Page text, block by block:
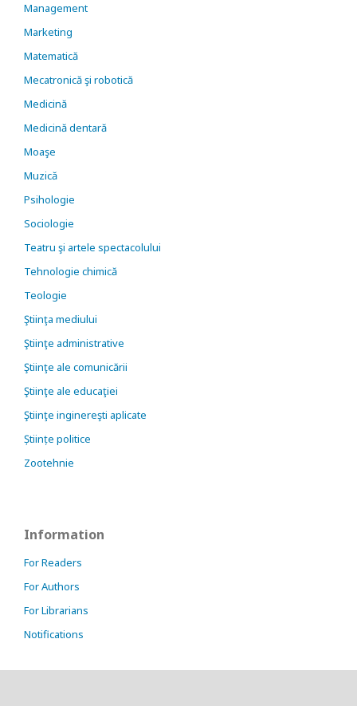
Management
Marketing
Matematică
Mecatronică şi robotică
Medicină
Medicină dentară
Moaşe
Muzică
Psihologie
Sociologie
Teatru şi artele spectacolului
Tehnologie chimică
Teologie
Ştiinţa mediului
Ştiinţe administrative
Ştiinţe ale comunicării
Ştiinţe ale educaţiei
Ştiinţe inginereşti aplicate
Științe politice
Zootehnie
Information
For Readers
For Authors
For Librarians
Notifications